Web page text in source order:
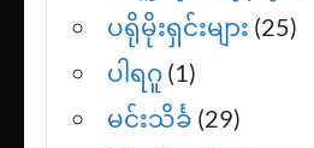
ပရိုမိုးရှင်းများ (25)
ပါရဂူ (1)
မင်းသိင်္ခ (29)